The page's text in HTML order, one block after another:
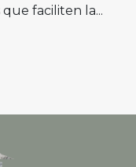
faciliten la...